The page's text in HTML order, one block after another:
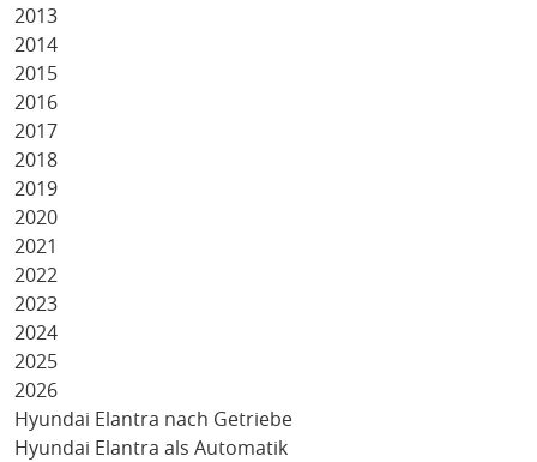
2013
2014
2015
2016
2017
2018
2019
2020
2021
2022
2023
2024
2025
2026
Hyundai Elantra nach Getriebe
Hyundai Elantra als Automatik